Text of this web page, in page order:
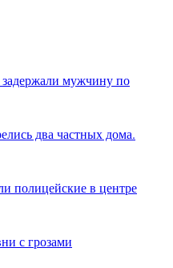
мужчину по
два частных дома.
полицейские в центре
с грозами